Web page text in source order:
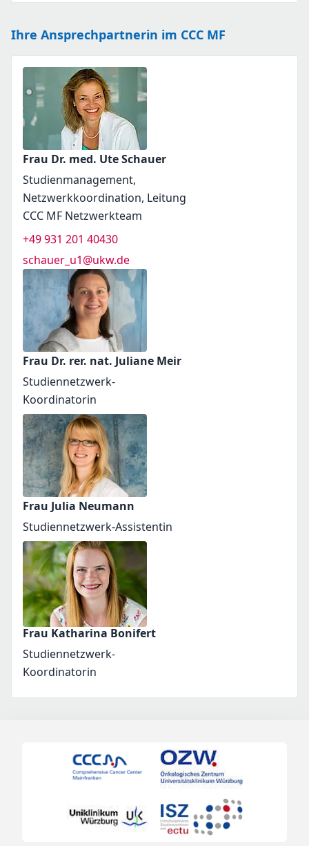
Ihre Ansprechpartnerin im CCC MF
Frau Dr. med. Ute Schauer
Studienmanagement,
Netzwerkkoordination, Leitung
CCC MF Netzwerkteam
+49 931 201 40430
schauer_u1@ukw.de
Frau Dr. rer. nat. Juliane Meir
Studiennetzwerk-
Koordinatorin
Frau Julia Neumann
Studiennetzwerk-Assistentin
Frau Katharina Bonifert
Studiennetzwerk-
Koordinatorin